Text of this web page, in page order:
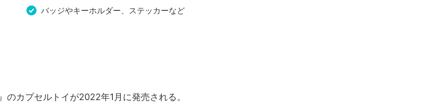
バッジやキーホルダー、ステッカーなど
』のカプセルトイが2022年1月に発売される。